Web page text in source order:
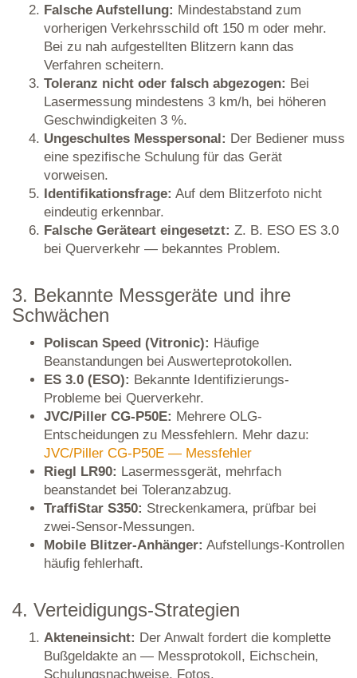
Falsche Aufstellung: Mindestabstand zum
vorherigen Verkehrsschild oft 150 m oder mehr.
Bei zu nah aufgestellten Blitzern kann das
Verfahren scheitern.
Toleranz nicht oder falsch abgezogen: Bei
Lasermessung mindestens 3 km/h, bei höheren
Geschwindigkeiten 3 %.
Ungeschultes Messpersonal: Der Bediener muss
eine spezifische Schulung für das Gerät
vorweisen.
Identifikationsfrage: Auf dem Blitzerfoto nicht
eindeutig erkennbar.
Falsche Geräteart eingesetzt: Z. B. ESO ES 3.0
bei Querverkehr — bekanntes Problem.
3. Bekannte Messgeräte und ihre
Schwächen
Poliscan Speed (Vitronic): Häufige
Beanstandungen bei Auswerteprotokollen.
ES 3.0 (ESO): Bekannte Identifizierungs-
Probleme bei Querverkehr.
JVC/Piller CG-P50E: Mehrere OLG-
Entscheidungen zu Messfehlern. Mehr dazu:
JVC/Piller CG-P50E — Messfehler
Riegl LR90: Lasermessgerät, mehrfach
beanstandet bei Toleranzabzug.
TraffiStar S350: Streckenkamera, prüfbar bei
zwei-Sensor-Messungen.
Mobile Blitzer-Anhänger: Aufstellungs-Kontrollen
häufig fehlerhaft.
4. Verteidigungs-Strategien
Akteneinsicht: Der Anwalt fordert die komplette
Bußgeldakte an — Messprotokoll, Eichschein,
Schulungsnachweise, Fotos.